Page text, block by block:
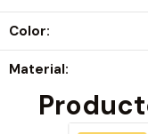
Color:
Material: